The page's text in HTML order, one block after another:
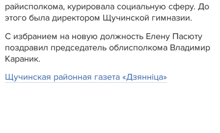
райисполкома, курировала социальную сферу. До
этого была директором Щучинской гимназии.
С избранием на новую должность Елену Пасюту
поздравил председатель облисполкома Владимир
Караник.
Щучинская районная газета «Дзяннiца»